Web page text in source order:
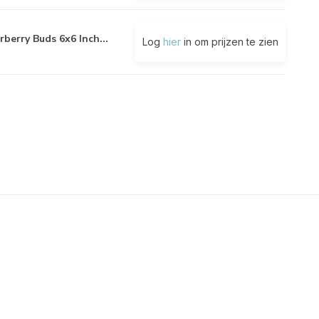
Buds 6x6 Inch... Log hierin om prijzen te zien